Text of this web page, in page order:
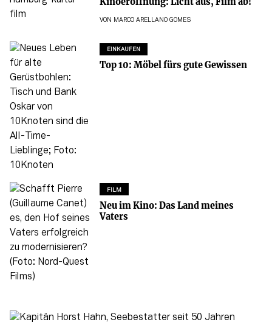
VON MARCO ARELLANO GOMES
EINKAUFEN
Top 10: Möbel fürs gute Gewissen
FILM
Neu im Kino: Das Land meines
Vaters